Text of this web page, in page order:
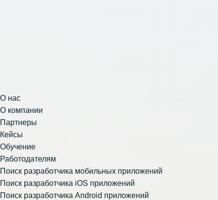
О нас
О компании
Партнеры
Кейсы
Обучение
Работодателям
Поиск разработчика мобильных приложений
Поиск разработчика iOS приложений
Поиск разработчика Android приложений